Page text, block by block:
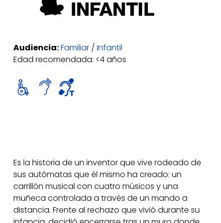
Audiencia:Familiar/ Infantil
Edad recomendada: <4 años
Es la historia de un inventor que vive rodeado de
sus autómatas que él mismo ha creado: un
carrillón musical con cuatro músicos y una
muñeca controlada a través de un mando a
distancia. Frente al rechazo que vivió durante su